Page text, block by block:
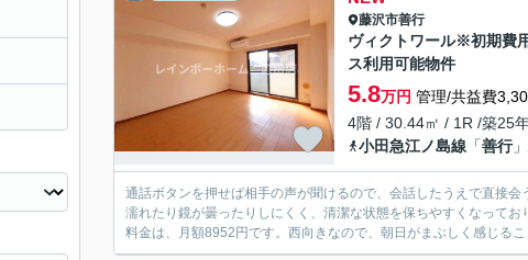
藤沢市善行
ヴィクトワール※初期費
ス利用可能物件
5.8万円 管理/共益費
4階 / 30.44㎡ / 1R /築25
小田急江ノ島線 「善行
通話ボタンを押せば相手の声が聞けるので、会話したうえで直接
濡れたり鏡が曇ったりしにくく、清潔な状態を保ちやすくなって
料金は、月額8952円です。西向きなので、朝日がまぶしく感じる